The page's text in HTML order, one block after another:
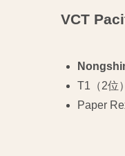
VCT
T1（2位）
Paper